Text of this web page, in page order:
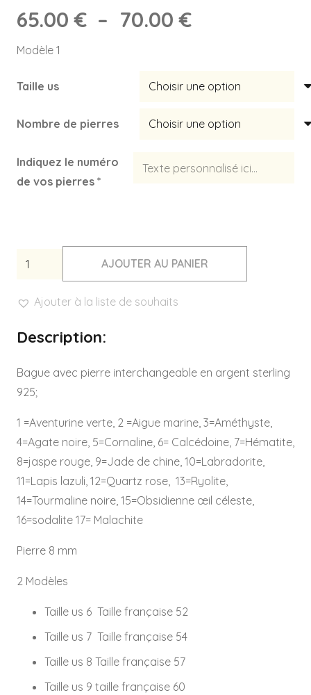
65.00€ – 70.00€Plage
65.00 €
à
70.00 €
Modèle 1
Taille us
Nombre de pierres
Indiquez le numéro
de vos pierres *
quantité
BAGUE
INTERCHANGEABLE
Réf
Modèle
AJOUTER AU PANIER
Ajouter à la liste de souhaits
Description:
Bague avec pierre interchangeable en argent sterling
925;
1 =Aventurine verte, 2 =Aigue marine, 3=Améthyste,
4=Agate noire, 5=Cornaline, 6= Calcédoine, 7=Hématite,
8=jaspe rouge, 9=Jade de chine, 10=Labradorite,
11=Lapis lazuli, 12=Quartz rose, 13=Ryolite,
14=Tourmaline noire, 15=Obsidienne œil céleste,
16=sodalite 17= Malachite
Pierre 8 mm
2 Modèles
Taille us 6 Taille française 52
Taille us 7 Taille française 54
Taille us 8 Taille française 57
Taille us 9 taille française 60